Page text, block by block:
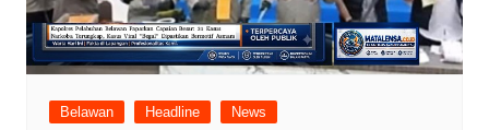
Belawan Headline News